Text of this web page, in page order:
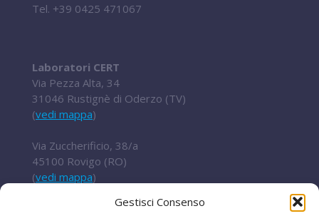
Gestisci Consenso
Tel. +39 0425 471067
Laboratori CERT
Via Pezza Alta, 34
31046 Rustignè di Oderzo (TV)
(vedi mappa)
Via Zuccherificio, 38/a
45100 Rovigo (RO)
(vedi mappa)
+ 39 0422 852016